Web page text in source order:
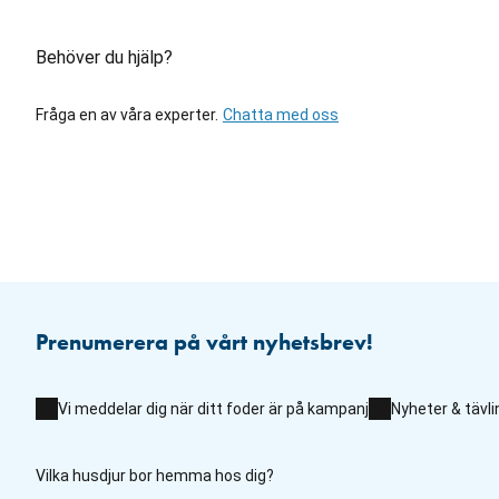
Behöver du hjälp?
Fråga en av våra experter. Chatta med oss
Prenumerera på vårt nyhetsbrev!
Vi meddelar dig när ditt foder är på kampanj Nyheter &
Vilka husdjur bor hemma hos dig?